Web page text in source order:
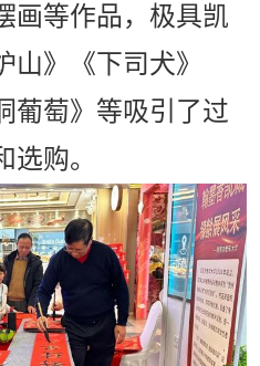
画等作品，极具凯
山》《下司犬》
葡萄》等吸引了过
购。